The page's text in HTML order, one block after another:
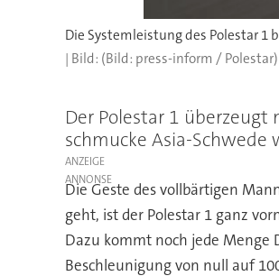
Die Systemleistung des Polestar 1
(Bild: press-inform / Polestar)
Der Polestar 1
schmucke Asia-
ANZEIGE
Die Geste des vollbärtigen
geht, ist der Polestar 1 ganz
Dazu kommt noch jede Menge
Beschleunigung von null auf